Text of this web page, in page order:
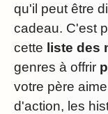
qu'il peut être
cadeau. C'est
cette liste des
genres à offrir
votre père
d'action, les